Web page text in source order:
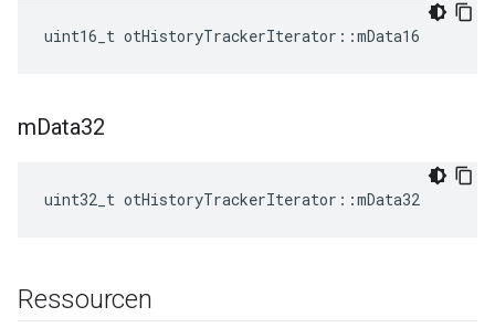
uint16_t otHistoryTrackerIterator ::mData16
mData32
uint32_t otHistoryTrackerIterator ::mData32
Ressourcen